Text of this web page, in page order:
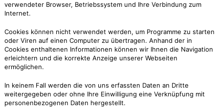
verwendeter Browser, Betriebssystem und Ihre Verbindung zum
Internet.
Cookies können nicht verwendet werden, um Programme zu starten
oder Viren auf einen Computer zu übertragen. Anhand der in
Cookies enthaltenen Informationen können wir Ihnen die Navigation
erleichtern und die korrekte Anzeige unserer Webseiten
ermöglichen.
In keinem Fall werden die von uns erfassten Daten an Dritte
weitergegeben oder ohne Ihre Einwilligung eine Verknüpfung mit
personenbezogenen Daten hergestellt.